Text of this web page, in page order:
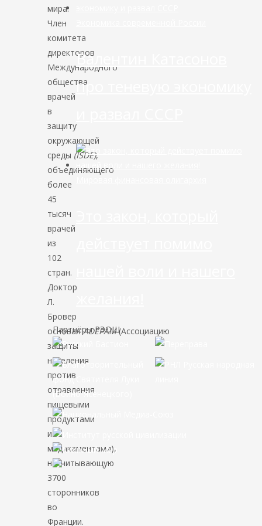
мира.
Член
комитета
директоров
Международного
общества
врачей
в
защиту
окружающей
среды (ISDE),
объединяющего
более
45
тысяч
врачей
из
102
стран.
Доктор
Л.
Бровер
основалADEPAM(Ассоциацию
защиты
населения
против
отравления
пищевыми
продуктами
и
медикаментами),
насчитывающую
3700
сторонников
во
Франции.
Валентин Катасонов
про теневую экономику
Партнёры РЭОШ